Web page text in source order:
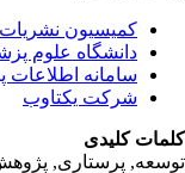
کمیسیون نشریات
دانشگاه علوم
سامانه اطلاعات
شرکت یکتاوب
کلیدی
پرستاری,